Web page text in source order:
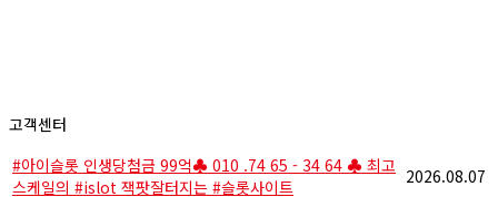
고객센터
#아이슬롯 인생당첨금 99억♣ 010 .74 65 - 34 64 ♣ 최고
스케일의 #islot 잭팟잘터지는 #슬롯사이트
2026.08.07